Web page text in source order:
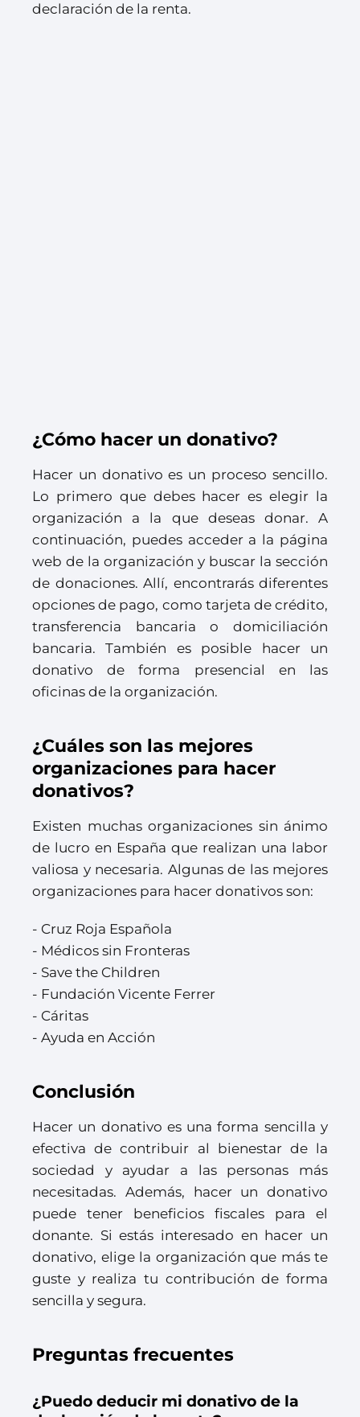
declaración de la renta.
¿Cómo hacer un donativo?
Hacer un donativo es un proceso sencillo.
Lo primero que debes hacer es elegir la
organización a la que deseas donar. A
continuación, puedes acceder a la página
web de la organización y buscar la sección
de donaciones. Allí, encontrarás diferentes
opciones de pago, como tarjeta de crédito,
transferencia bancaria o domiciliación
bancaria. También es posible hacer un
donativo de forma presencial en las
oficinas de la organización.
¿Cuáles son las mejores
organizaciones para hacer
donativos?
Existen muchas organizaciones sin ánimo
de lucro en España que realizan una labor
valiosa y necesaria. Algunas de las mejores
organizaciones para hacer donativos son:
- Cruz Roja Española
- Médicos sin Fronteras
- Save the Children
- Fundación Vicente Ferrer
- Cáritas
- Ayuda en Acción
Conclusión
Hacer un donativo es una forma sencilla y
efectiva de contribuir al bienestar de la
sociedad y ayudar a las personas más
necesitadas. Además, hacer un donativo
puede tener beneficios fiscales para el
donante. Si estás interesado en hacer un
donativo, elige la organización que más te
guste y realiza tu contribución de forma
sencilla y segura.
Preguntas frecuentes
¿Puedo deducir mi donativo de la